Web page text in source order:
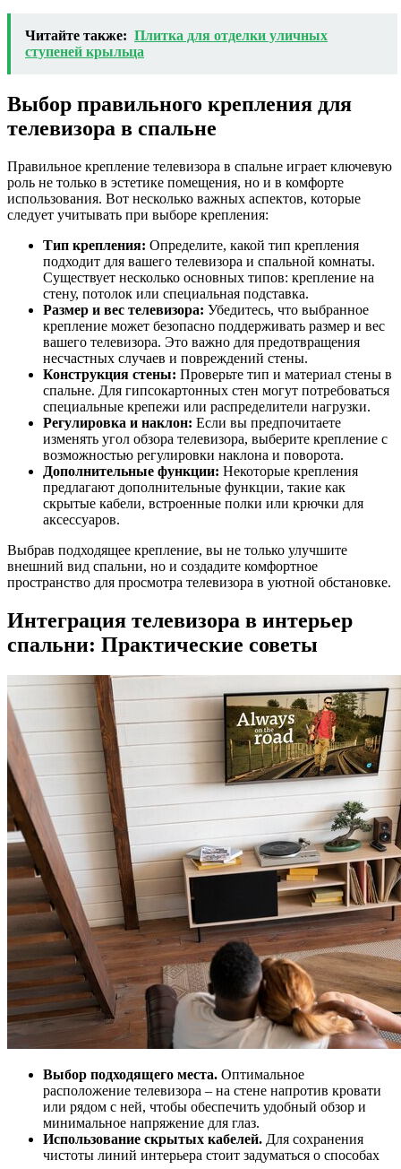
Читайте также: Плитка для отделки уличных
ступеней крыльца
Выбор правильного крепления для
телевизора в спальне
Правильное крепление телевизора в спальне играет ключевую
роль не только в эстетике помещения, но и в комфорте
использования. Вот несколько важных аспектов, которые
следует учитывать при выборе крепления:
Тип крепления: Определите, какой тип крепления
подходит для вашего телевизора и спальной комнаты.
Существует несколько основных типов: крепление на
стену, потолок или специальная подставка.
Размер и вес телевизора: Убедитесь, что выбранное
крепление может безопасно поддерживать размер и вес
вашего телевизора. Это важно для предотвращения
несчастных случаев и повреждений стены.
Конструкция стены: Проверьте тип и материал стены в
спальне. Для гипсокартонных стен могут потребоваться
специальные крепежи или распределители нагрузки.
Регулировка и наклон: Если вы предпочитаете
изменять угол обзора телевизора, выберите крепление с
возможностью регулировки наклона и поворота.
Дополнительные функции: Некоторые крепления
предлагают дополнительные функции, такие как
скрытые кабели, встроенные полки или крючки для
аксессуаров.
Выбрав подходящее крепление, вы не только улучшите
внешний вид спальни, но и создадите комфортное
пространство для просмотра телевизора в уютной обстановке.
Интеграция телевизора в интерьер
спальни: Практические советы
Выбор подходящего места. Оптимальное
расположение телевизора – на стене напротив кровати
или рядом с ней, чтобы обеспечить удобный обзор и
минимальное напряжение для глаз.
Использование скрытых кабелей. Для сохранения
чистоты линий интерьера стоит задуматься о способах